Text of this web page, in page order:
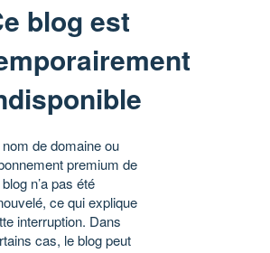
blog est
nom de domaine ou
premium de
n’a pas été
ce qui explique
interruption. Dans
cas, le blog peut